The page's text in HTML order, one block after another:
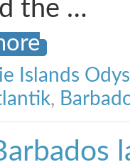
the …
Islands
,